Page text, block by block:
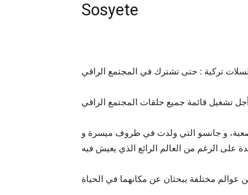
Sosyete
تركية : حتى تشترك في المجتمع الراقي
تشغيل قائمة جميع حلقات المجتمع الراقي
و جانسو التي ولدت في ظروف ميسرة و